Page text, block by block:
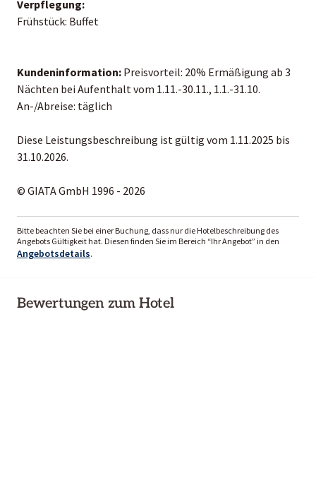
Verpflegung:
Frühstück: Buffet
Kundeninformation: Preisvorteil: 20% Ermäßigung ab 3
Nächten bei Aufenthalt vom 1.11.-30.11., 1.1.-31.10.
An-/Abreise: täglich
Diese Leistungsbeschreibung ist gültig vom 1.11.2025 bis
31.10.2026.
© GIATA GmbH 1996 - 2026
Bitte beachten Sie bei einer Buchung, dass nur die Hotelbeschreibung des
Angebots Gültigkeit hat. Diesen finden Sie im Bereich “Ihr Angebot” in den
Angebotsdetails.
Bewertungen zum Hotel